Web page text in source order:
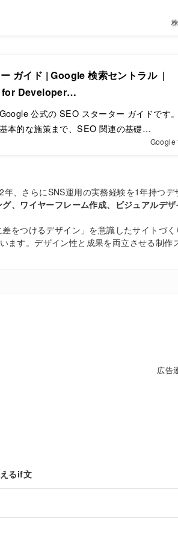
ガイド | Google 検索セントラル |
Developer…
公式の SEO スターター ガイドです
本的な施策まで、SEO 関連の基礎…
Google
、さらにSNS運用の実務経験を1年持つデ
、ワイヤーフレーム作成、ビジュアルデ
をつけるデザイン」を意識したサイトづく
す。デザイン性と成果を両立させる制作
広告
るif文